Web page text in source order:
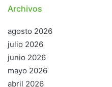
Archivos
agosto 2026
julio 2026
junio 2026
mayo 2026
abril 2026